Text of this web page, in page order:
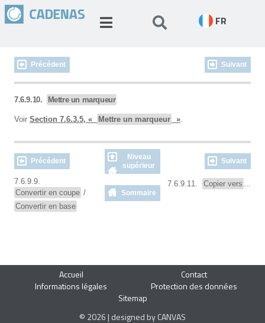
FR
Précédent Suivant
7.6.9.10. Mettre un marqueur
Voir Section 7.6.3.5, « Mettre un marqueur ».
Précédent
Niveau
supérieur
Suivant
7.6.9.9.
Convertir en coupe /
Convertir en base
Sommaire
7.6.9.11. Copier vers ...
Accueil
Contact
Informations légales
Protection des données
Sitemap
© 2026 | designed by CANVAS